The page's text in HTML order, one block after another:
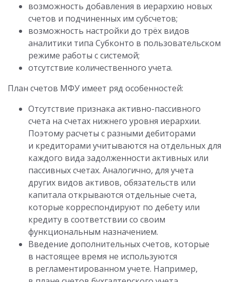
возможность добавления в иерархию новых
счетов и подчиненных им субсчетов;
возможность настройки до трёх видов
аналитики типа Субконто в пользовательском
режиме работы с системой;
отсутствие количественного учета.
План счетов МФУ имеет ряд особенностей:
Отсутствие признака активно-пассивного
счета на счетах нижнего уровня иерархии.
Поэтому расчеты с разными дебиторами
и кредиторами учитываются на отдельных для
каждого вида задолженности активных или
пассивных счетах. Аналогично, для учета
других видов активов, обязательств или
капитала открываются отдельные счета,
которые корреспондируют по дебету или
кредиту в соответствии со своим
функциональным назначением.
Введение дополнительных счетов, которые
в настоящее время не используются
в регламентированном учете. Например,